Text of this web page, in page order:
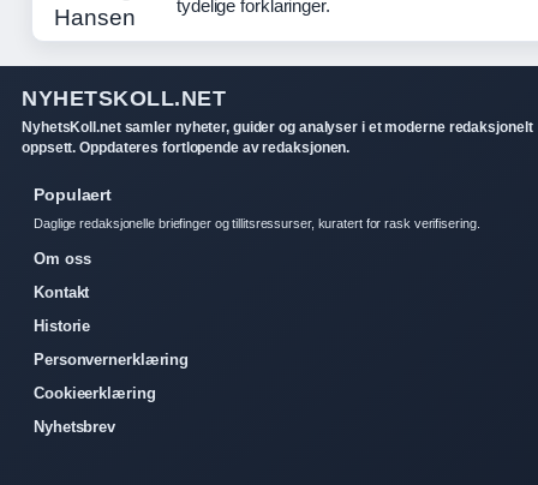
tydelige forklaringer.
NYHETSKOLL.NET
NyhetsKoll.net samler nyheter, guider og analyser i et moderne redaksjonelt
oppsett. Oppdateres fortlopende av redaksjonen.
Populaert
Daglige redaksjonelle briefinger og tillitsressurser, kuratert for rask verifisering.
Om oss
Kontakt
Historie
Personvernerklæring
Cookieerklæring
Nyhetsbrev